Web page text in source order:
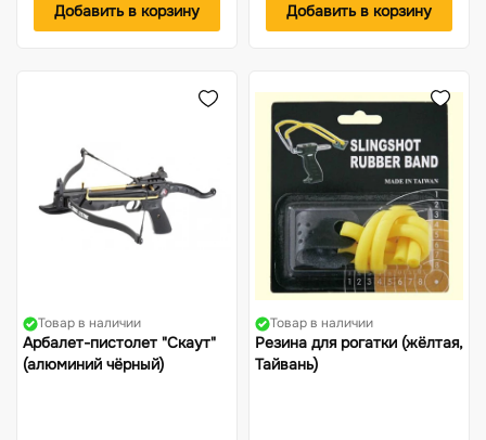
Добавить в корзину Добавить в корзину
Товар в наличии
Арбалет-пистолет "Скаут"
(алюминий чёрный)
Товар в наличии
Резина для рогатки (жёлтая,
Тайвань)